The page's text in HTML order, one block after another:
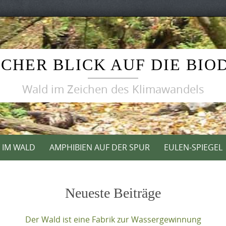
BLICK AUF DIE
Wald im Zeichen des Klimawandels
IM WALD AMPHIBIEN AUF DER SPUR EULEN-SPIEGEL
Neueste Beiträge
Der Wald ist eine Fabrik zur Wassergewinnung